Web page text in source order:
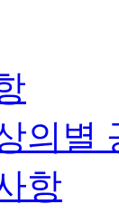
의별
항